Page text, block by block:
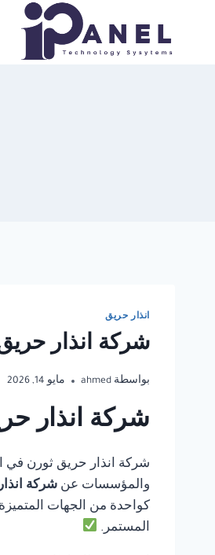
المحتوى
انذار حريق
شركة انذار
بواسطة ahmed مايو 14, 2026
شركة انذار
شركة انذار حريق ثورن في
والمؤسسات عن شركة
كواحدة من الجهات
المستمر.